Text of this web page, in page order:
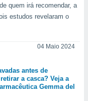
quem irá recomendar, a
estudos revelaram o
04 Maio 2024
antes de
a casca? Veja a
Gemma del